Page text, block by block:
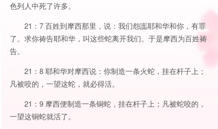
色列人中死了许多。
21：7 百姓到摩西那里，说：我们怨讟耶和华和你，有罪
了。求你祷告耶和华，叫这些蛇离开我们。于是摩西为百姓祷
告。
21：8 耶和华对摩西说：你制造一条火蛇，挂在杆子上；
凡被咬的，一望这蛇，就必得活。
21：9 摩西便制造一条铜蛇，挂在杆子上；凡被蛇咬的，
一望这铜蛇就活了。